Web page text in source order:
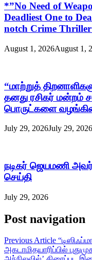
*”No Need of
Deadliest One to
notch Crime
August 1, 2026August 1,
“மாற்றுத்
தனது ரசிகர் மன்றம்
பொருட்களை
July 29, 2026July 29, 2026
நடிகர் ஜெயமணி
செய்தி
July 29, 2026
Post navigation
Previous Article
அகடாமிதயாரிப்பில்